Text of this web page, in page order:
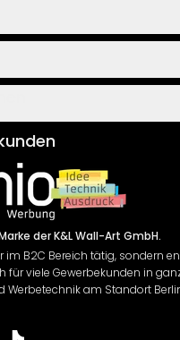
Montageanleitungen
An-/Abmeldung
Zahlung
der K&L Wall-Art GmbH.
im B2C Bereich tätig, sondern
für viele Gewerbekunden in
Werbetechnik am Standort